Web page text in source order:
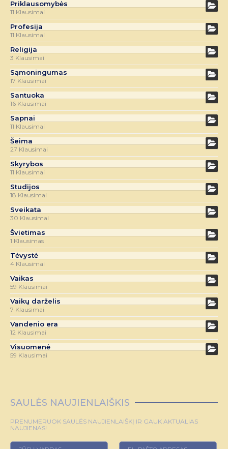
Priklausomybės
11 Klausimai
Profesija
11 Klausimai
Religija
3 Klausimai
Sąmoningumas
17 Klausimai
Santuoka
16 Klausimai
Sapnai
11 Klausimai
Šeima
27 Klausimai
Skyrybos
11 Klausimai
Studijos
18 Klausimai
Sveikata
30 Klausimai
Švietimas
1 Klausimas
Tėvystė
4 Klausimai
Vaikas
59 Klausimai
Vaikų darželis
7 Klausimai
Vandenio era
12 Klausimai
Visuomenė
59 Klausimai
SAULĖS NAUJIENLAIŠKIS
PRENUMERUOK SAULĖS NAUJIENLAIŠKĮ IR GAUK AKTUALIAS
NAUJIENAS!